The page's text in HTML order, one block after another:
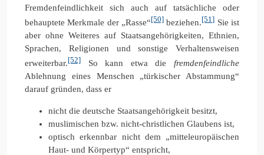
Fremdenfeindlichkeit sich auch auf tatsächliche oder
behauptete Merkmale der „Rasse“[50] beziehen.[51] Sie ist
aber ohne Weiteres auf Staatsangehörigkeiten, Ethnien,
Sprachen, Religionen und sonstige Verhaltensweisen
erweiterbar.[52] So kann etwa die fremdenfeindliche
Ablehnung eines Menschen „türkischer Abstammung“
darauf gründen, dass er
nicht die deutsche Staatsangehörigkeit besitzt,
muslimischen bzw. nicht-christlichen Glaubens ist,
optisch erkennbar nicht dem „mitteleuropäischen
Haut- und Körpertyp“ entspricht,